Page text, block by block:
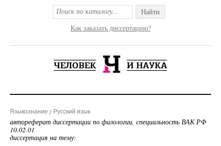
Найти
Как заказать диссертацию?
Языкознание Русский язык
автореферат диссертации по филологии, специальность ВАК РФ
10.02.01
диссертация на тему: